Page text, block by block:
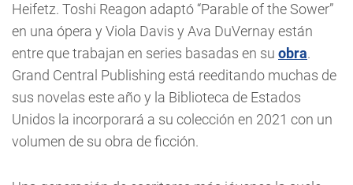
Heifetz. Toshi Reagon adaptó “Parable of the Sower”
en una ópera y Viola Davis y Ava DuVernay están
entre que trabajan en series basadas en su obra.
Grand Central Publishing está reeditando muchas de
sus novelas este año y la Biblioteca de Estados
Unidos la incorporará a su colección en 2021 con un
volumen de su obra de ficción.